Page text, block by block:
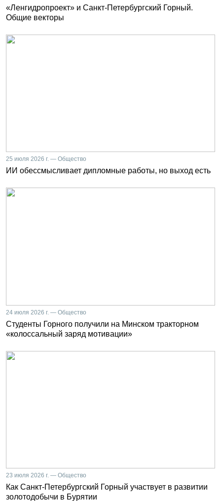
«Ленгидропроект» и Санкт-Петербургский Горный.
Общие векторы
25 июля 2026 г. — Общество
ИИ обессмысливает дипломные работы, но выход есть
24 июля 2026 г. — Общество
Студенты Горного получили на Минском тракторном
«колоссальный заряд мотивации»
23 июля 2026 г. — Общество
Как Санкт-Петербургский Горный участвует в развитии
золотодобычи в Бурятии